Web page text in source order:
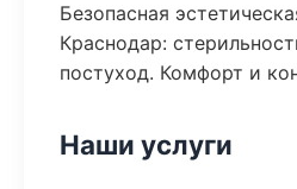
Безопасная
Краснодар:
постуход. Комфорт и
Наши услуги